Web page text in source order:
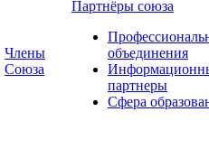
Члены
Союза
Партнёры союза
объединения
партнеры
Сфера